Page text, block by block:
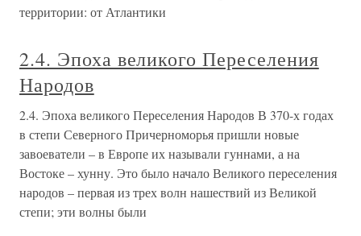
территории: от Атлантики
2.4. Эпоха великого Переселения
Народов
2.4. Эпоха великого Переселения Народов В 370-х годах
в степи Северного Причерноморья пришли новые
завоеватели – в Европе их называли гуннами, а на
Востоке – хунну. Это было начало Великого переселения
народов – первая из трех волн нашествий из Великой
степи; эти волны были